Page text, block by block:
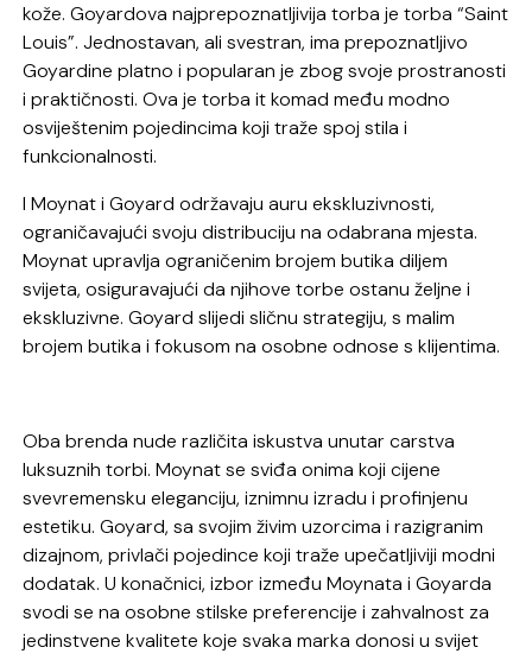
kože. Goyardova najprepoznatljivija torba je torba “Saint
Louis”. Jednostavan, ali svestran, ima prepoznatljivo
Goyardine platno i popularan je zbog svoje prostranosti
i praktičnosti. Ova je torba it komad među modno
osviještenim pojedincima koji traže spoj stila i
funkcionalnosti.
I Moynat i Goyard održavaju auru ekskluzivnosti,
ograničavajući svoju distribuciju na odabrana mjesta.
Moynat upravlja ograničenim brojem butika diljem
svijeta, osiguravajući da njihove torbe ostanu željne i
ekskluzivne. Goyard slijedi sličnu strategiju, s malim
brojem butika i fokusom na osobne odnose s klijentima.
Oba brenda nude različita iskustva unutar carstva
luksuznih torbi. Moynat se sviđa onima koji cijene
svevremensku eleganciju, iznimnu izradu i profinjenu
estetiku. Goyard, sa svojim živim uzorcima i razigranim
dizajnom, privlači pojedince koji traže upečatljiviji modni
dodatak. U konačnici, izbor između Moynata i Goyarda
svodi se na osobne stilske preferencije i zahvalnost za
jedinstvene kvalitete koje svaka marka donosi u svijet